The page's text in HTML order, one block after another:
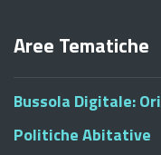
Aree Tematiche
Bussola Digitale:
Politiche Abitative